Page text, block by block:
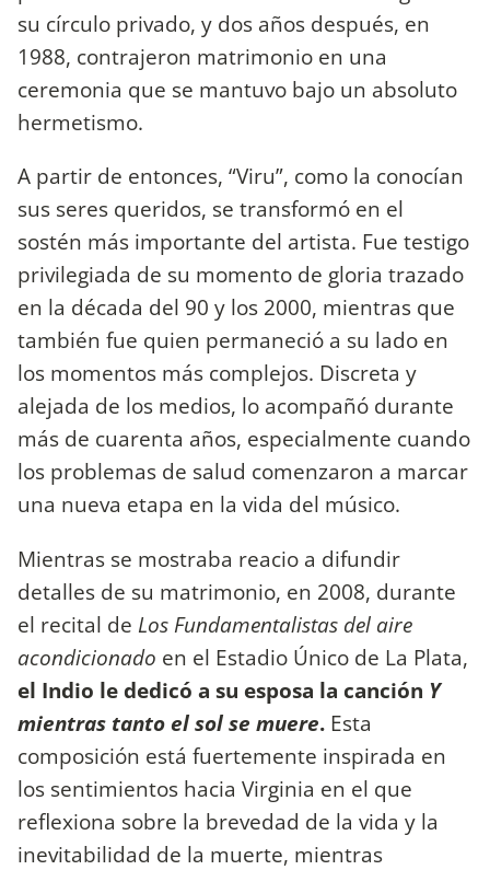
su círculo privado, y dos años después, en
1988, contrajeron matrimonio en una
ceremonia que se mantuvo bajo un absoluto
hermetismo.
A partir de entonces, “Viru”, como la conocían
sus seres queridos, se transformó en el
sostén más importante del artista. Fue testigo
privilegiada de su momento de gloria trazado
en la década del 90 y los 2000, mientras que
también fue quien permaneció a su lado en
los momentos más complejos. Discreta y
alejada de los medios, lo acompañó durante
más de cuarenta años, especialmente cuando
los problemas de salud comenzaron a marcar
una nueva etapa en la vida del músico.
Mientras se mostraba reacio a difundir
detalles de su matrimonio, en 2008, durante
el recital de Los Fundamentalistas del aire
acondicionado en el Estadio Único de La Plata,
el Indio le dedicó a su esposa la canción Y
mientras tanto el sol se muere. Esta
composición está fuertemente inspirada en
los sentimientos hacia Virginia en el que
reflexiona sobre la brevedad de la vida y la
inevitabilidad de la muerte, mientras